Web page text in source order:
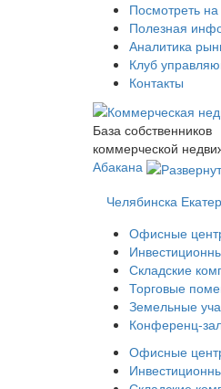
Посмотреть на
Полезная
Аналитика
Клуб
Контакты
База собственников
коммерческой
Абакана
Челябинска
Офисные
Складские
Торговые
Земельные
Конференц-
Офисные